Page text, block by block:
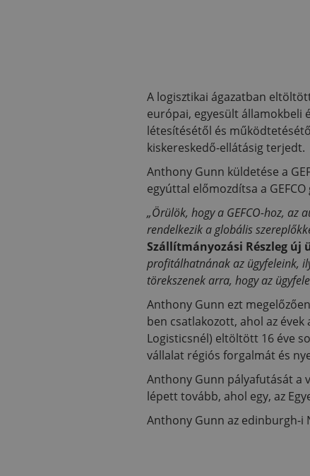
A logisztikai ágazatban
európai, egyesült államokbeli
létesítésétől és
kiskereskedő-ellátásig terjedt.
Anthony Gunn küldetése a
egyúttal előmozdítsa a
„Örülök, hogy a GEFCO-hoz,
rendelkezik a globális
Szállítmányozási Részleg új
profitálhatnának az ügyfeleink,
törekszenek arra, hogy az
Anthony Gunn ezt
ben csatlakozott, ahol az
Logisticsnél) eltöltött 16 éve
vállalat régiós forgalmát és
Anthony Gunn pályafutását a
lépett tovább, ahol egy, az
Anthony Gunn az edinburgh-i